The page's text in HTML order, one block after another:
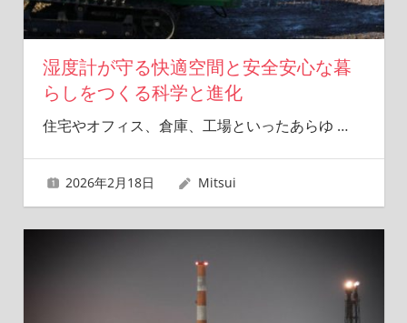
湿度計が守る快適空間と安全安心な暮
らしをつくる科学と進化
住宅やオフィス、倉庫、工場といったあらゆ …
2026年2月18日 Mitsui